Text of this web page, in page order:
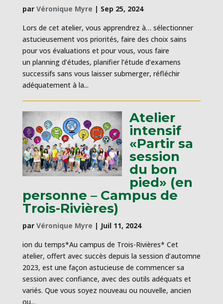
par Véronique Myre | Sep 25, 2024
Lors de cet atelier, vous apprendrez à… sélectionner
astucieusement vos priorités, faire des choix sains
pour vos évaluations et pour vous, vous faire
un planning d’études, planifier l’étude d’examens
successifs sans vous laisser submerger, réfléchir
adéquatement à la...
Atelier
intensif
«Partir sa
session
du bon
pied» (en
personne – Campus de
Trois-Rivières)
par Véronique Myre | Juil 11, 2024
ion du temps*Au campus de Trois-Rivières* Cet
atelier, offert avec succès depuis la session d’automne
2023, est une façon astucieuse de commencer sa
session avec confiance, avec des outils adéquats et
variés. Que vous soyez nouveau ou nouvelle, ancien
ou...